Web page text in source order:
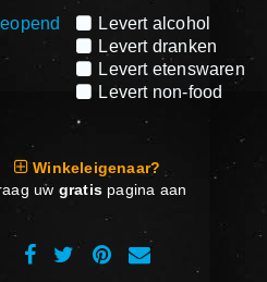
Levert alcohol
Levert dranken
Levert etenswaren
Levert non-food
Winkeleigenaar?
uw gratispagina aan